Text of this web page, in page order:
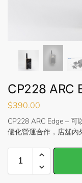
CP228 ARC
$390.00
CP228 ARC Edge – 可
優化營運合作，店舖內